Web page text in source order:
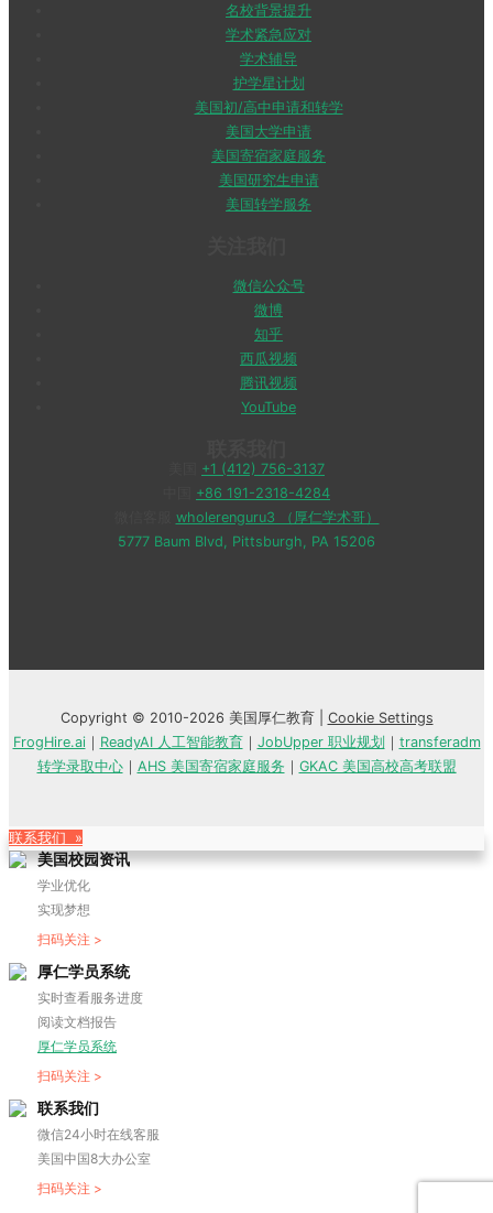
名校背景提升
学术紧急应对
学术辅导
护学星计划
美国初/高中申请和转学
美国大学申请
美国寄宿家庭服务
美国研究生申请
美国转学服务
微信公众号
微博
知乎
西瓜视频
腾讯视频
YouTube
+1 (412) 756-3137
+86 191-2318-4284
wholerenguru3 （厚仁学术哥）
5777 Baum Blvd, Pittsburgh, PA 15206
Copyright © 2010-2026 美国厚仁教育 | Cookie Settings
FrogHire.ai｜ ReadyAI 人工智能教育｜ JobUpper 职业规划 ｜ transferadm
转学录取中心｜ AHS 美国寄宿家庭服务 ｜ GKAC 美国高校高考联盟
联系我们 »
美国校园资讯
学业优化
实现梦想
扫码关注 >
厚仁学员系统
实时查看服务进度
阅读文档报告
厚仁学员系统
扫码关注 >
联系我们
微信24小时在线客服
美国中国8大办公室
扫码关注 >